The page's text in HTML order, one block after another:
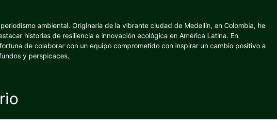
ambiental. Originaria de la vibrante ciudad de Medellín, en Colombia, he
historias de resiliencia e innovación ecológica en América Latina. En
de colaborar con un equipo comprometido con inspirar un cambio positivo a
y perspicaces.